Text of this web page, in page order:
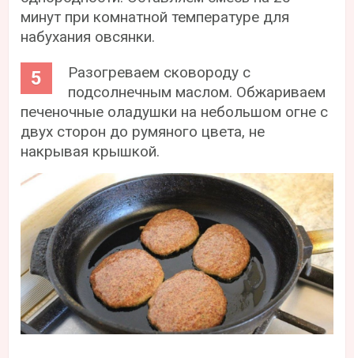
минут при комнатной температуре для
набухания овсянки.
Разогреваем сковороду с
подсолнечным маслом. Обжариваем
печеночные оладушки на небольшом огне с
двух сторон до румяного цвета, не
накрывая крышкой.